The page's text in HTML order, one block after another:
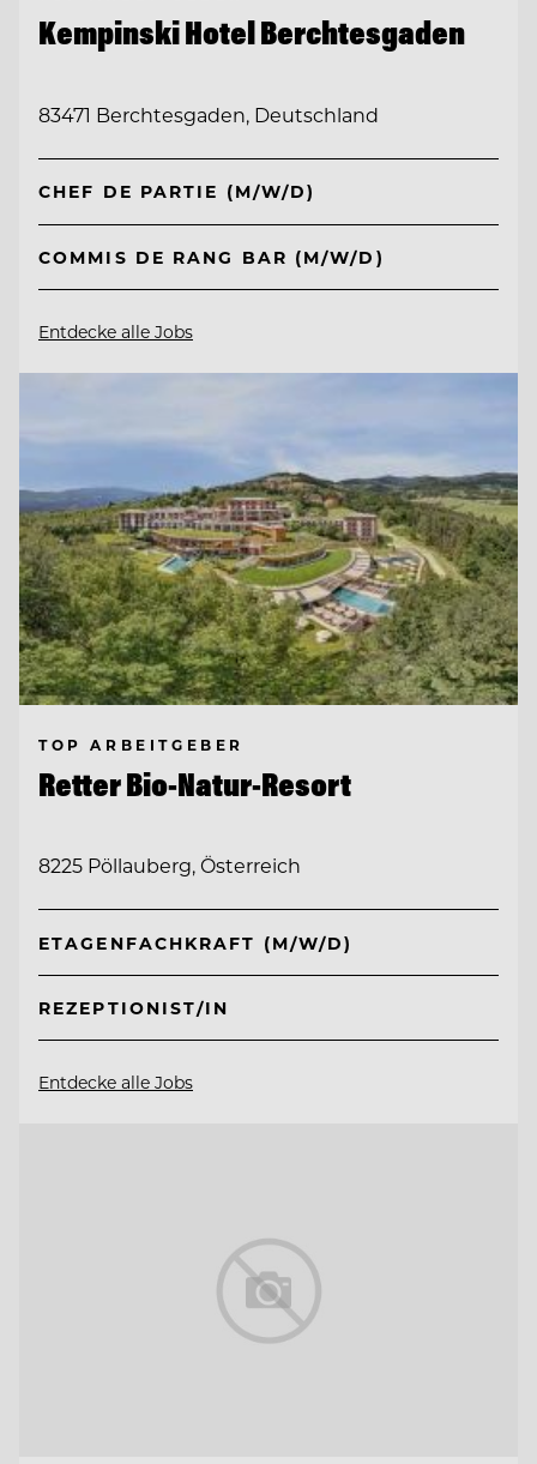
Kempinski Hotel Berchtesgaden
83471 Berchtesgaden, Deutschland
CHEF DE PARTIE (M/W/D)
COMMIS DE RANG BAR (M/W/D)
Entdecke alle Jobs
TOP ARBEITGEBER
Retter Bio-Natur-Resort
8225 Pöllauberg, Österreich
ETAGENFACHKRAFT (M/W/D)
REZEPTIONIST/IN
Entdecke alle Jobs